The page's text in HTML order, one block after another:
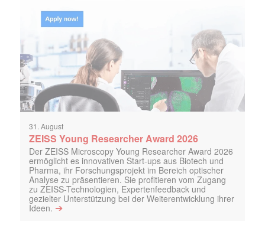
31. August
ZEISS Young Researcher Award 2026
Der ZEISS Microscopy Young Researcher Award 2026
ermöglicht es innovativen Start-ups aus Biotech und
Pharma, ihr Forschungsprojekt im Bereich optischer
Analyse zu präsentieren. Sie profitieren vom Zugang
zu ZEISS-Technologien, Expertenfeedback und
gezielter Unterstützung bei der Weiterentwicklung ihrer
Ideen. ➔